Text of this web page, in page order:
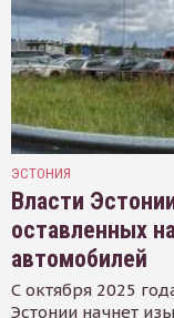
ЭСТОНИЯ
Власти
оставленных
автомобилей
С октября 2025
Эстонии начнет